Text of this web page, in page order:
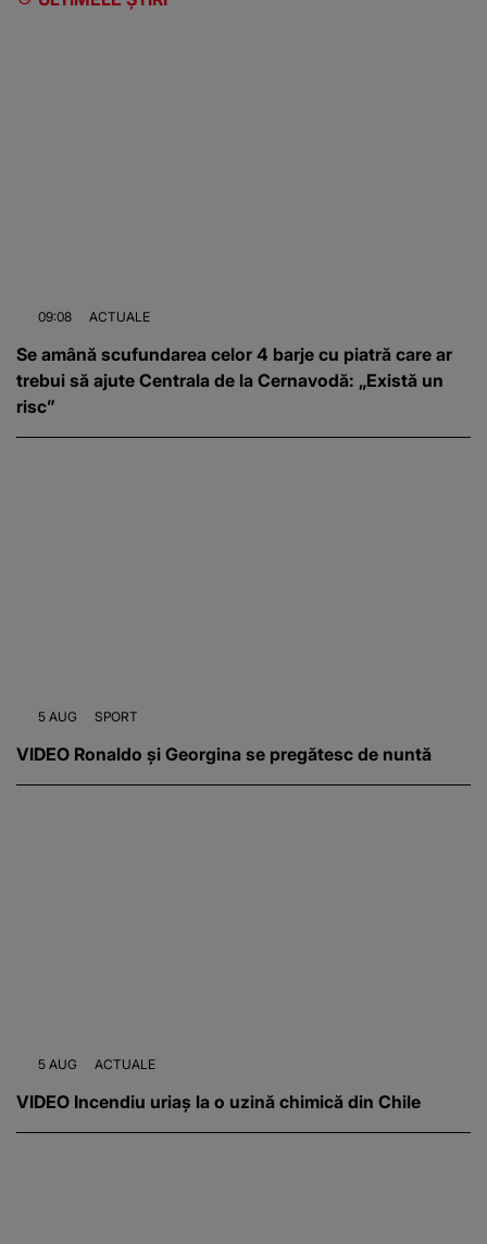
09:08 ACTUALE
Se amână scufundarea celor 4 barje cu piatră care ar
trebui să ajute Centrala de la Cernavodă: „Există un
risc”
5 AUG SPORT
VIDEO Ronaldo și Georgina se pregătesc de nuntă
5 AUG ACTUALE
VIDEO Incendiu uriaș la o uzină chimică din Chile